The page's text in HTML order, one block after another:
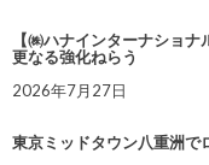
【㈱ハナインターナショ
更なる強化ねらう
2026年7月27日
東京ミッドタウン八重洲で